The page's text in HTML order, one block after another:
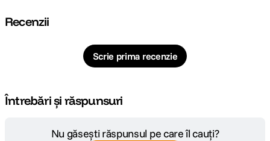
Recenzii
Scrie prima recenzie
Întrebări și răspunsuri
Nu găsești răspunsul pe care îl cauți?